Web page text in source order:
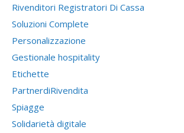
Rivenditori Registratori Di Cassa
Soluzioni Complete
Personalizzazione
Gestionale hospitality
Etichette
PartnerdiRivendita
Spiagge
Solidarietà digitale